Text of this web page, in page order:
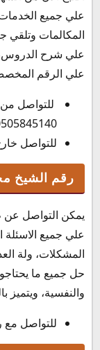
علي جميع
المكالمات وتلقي
علي شرح الدروس،
علي الرقم
للتواصل
.
للتواصل خارج
رقم الشيخ
يمكن التواصل عن
علي جميع
المشكلات، ولة
حل جميع ما
والنفسية، ويتميز
للتواصل مع